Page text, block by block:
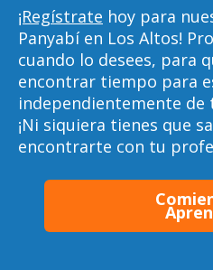
¡Regístrate hoy para
Panyabí en Los Altos!
cuando lo desees, para
encontrar tiempo para
independientemente
¡Ni siquiera tienes que
encontrarte con tu